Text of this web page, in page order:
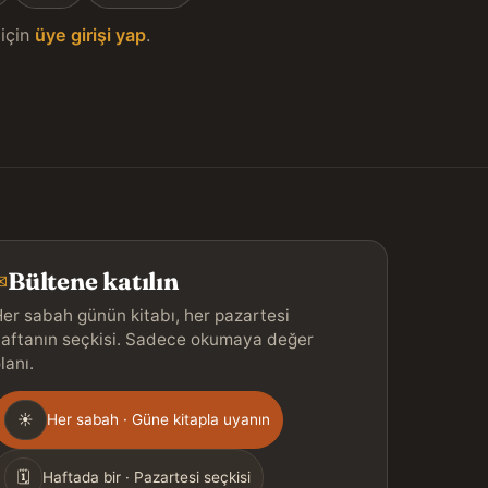
üye girişi yap.
Bültene katılın
sabah günün kitabı, her pazartesi
seçkisi. Sadece okumaya değer
☀ Her sabah · Güne kitapla uyanın
🗓 Haftada bir · Pazartesi seçkisi